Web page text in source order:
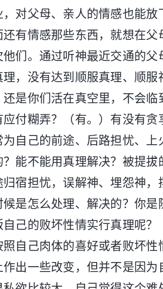
对父母、亲人的情感也能放
有情感那些东西，就想在父
们。通过听神最近交通的
，没有达到顺服真理、顺
还是你们活在真空里，不会
付糊弄？（有。）有没有
自己的前途、后路担忧、
能不能用真理解决？被提
宿担忧，误解神、埋怨神，
是怎么处理、解决的？你是
己的败坏性情实行真理呢
照自己肉体的喜好或者败坏
出一些改变，但并不是因